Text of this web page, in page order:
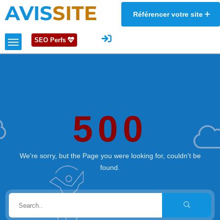
AVISSITE Référencer votre site
SEO Perfs
500
We're sorry, but the Page you were looking for, couldn't be
found.